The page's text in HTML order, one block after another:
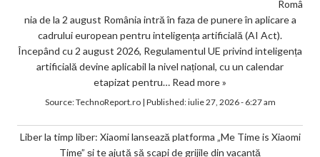
Româ
nia de la 2 august România intră în faza de punere în aplicare a
cadrului european pentru inteligența artificială (AI Act).
Începând cu 2 august 2026, Regulamentul UE privind inteligența
artificială devine aplicabil la nivel național, cu un calendar
etapizat pentru… Read more »
Source:TechnoReport.ro| Published:iulie 27, 2026 - 6:27 am
Liber la timp liber: Xiaomi lansează platforma „Me Time is Xiaomi
Time” și te ajută să scapi de grijile din vacanță